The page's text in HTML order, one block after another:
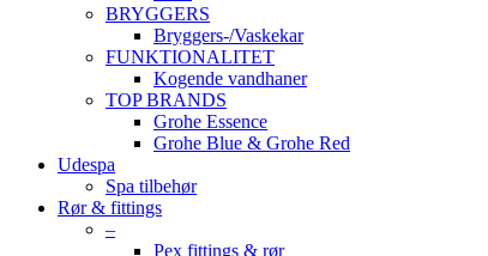
BRYGGERS
Bryggers-/Vaskekar
FUNKTIONALITET
Kogende vandhaner
TOP BRANDS
Grohe Essence
Grohe Blue & Grohe Red
Udespa
Spa tilbehør
Rør & fittings
–
Pex fittings & rør